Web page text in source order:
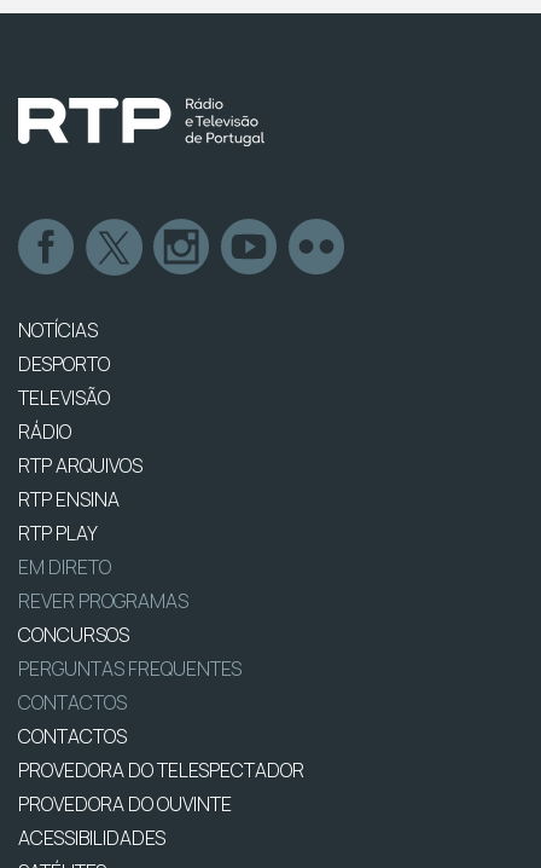
NOTÍCIAS
DESPORTO
TELEVISÃO
RÁDIO
RTP ARQUIVOS
RTP ENSINA
RTP PLAY
EM DIRETO
REVER PROGRAMAS
CONCURSOS
PERGUNTAS FREQUENTES
CONTACTOS
CONTACTOS
PROVEDORA DO TELESPECTADOR
PROVEDORA DO OUVINTE
ACESSIBILIDADES